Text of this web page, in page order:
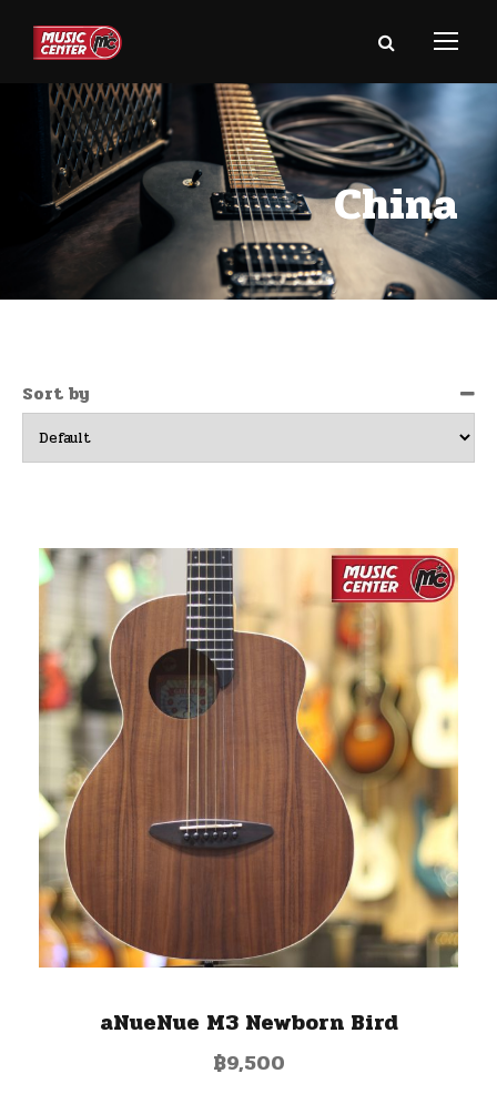
China
Sort by
aNueNue M3 Newborn Bird
฿9,500